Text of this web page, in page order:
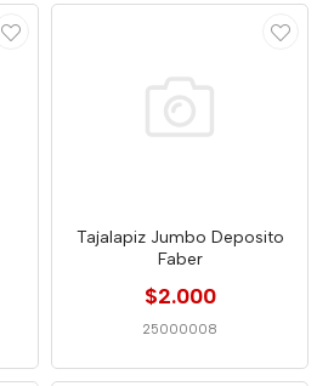
Tajalapiz Jumbo Deposito
Faber
$2.000
25000008